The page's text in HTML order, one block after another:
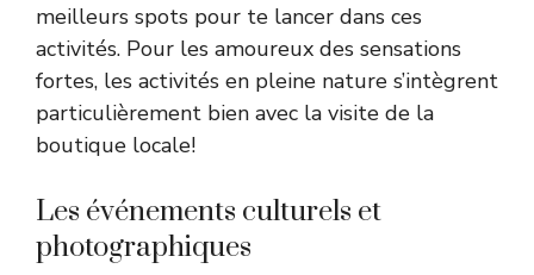
meilleurs spots pour te lancer dans ces
activités. Pour les amoureux des sensations
fortes, les activités en pleine nature s’intègrent
particulièrement bien avec la visite de la
boutique locale!
Les événements culturels et
photographiques